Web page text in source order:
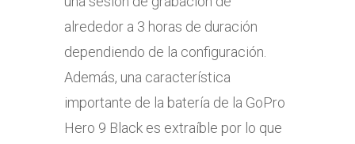
alrededor a 3 horas de duración
dependiendo de la configuración.
Además, una característica
importante de la batería de la GoPro
Hero 9 Black es extraíble por lo que